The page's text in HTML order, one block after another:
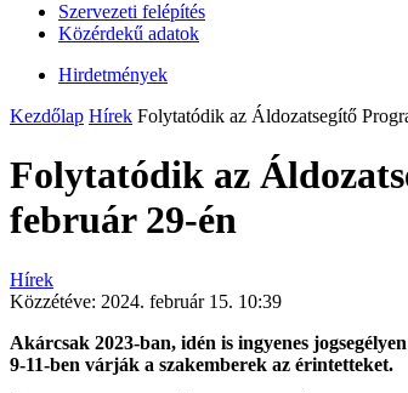
Szervezeti felépítés
Közérdekű adatok
Hirdetmények
Kezdőlap Hírek Folytatódik az Áldozatsegítő
Folytatódik az
február 29-én
Hírek
Közzétéve: 2024. február 15. 10:39
Akárcsak 2023-ban, idén is ingyenes
9-11-ben várják a szakemberek az érintetteket.